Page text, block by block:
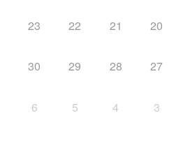
20
21
22
23
27
28
29
30
3
4
5
6